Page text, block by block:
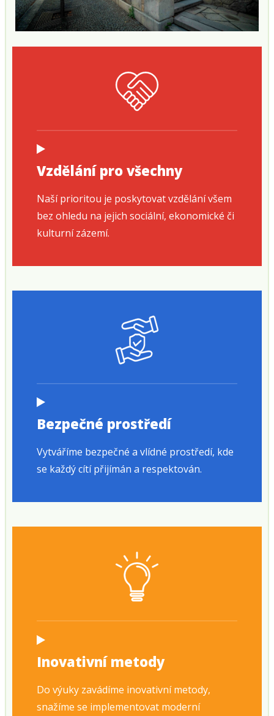
Vzdělání pro všechny
Naší prioritou je poskytovat vzdělání všem
bez ohledu na jejich sociální, ekonomické či
kulturní zázemí.
Bezpečné prostředí
Vytváříme bezpečné a vlídné prostředí, kde
se každý cítí přijímán a respektován.
Inovativní metody
Do výuky zavádíme inovativní metody,
snažíme se implementovat moderní